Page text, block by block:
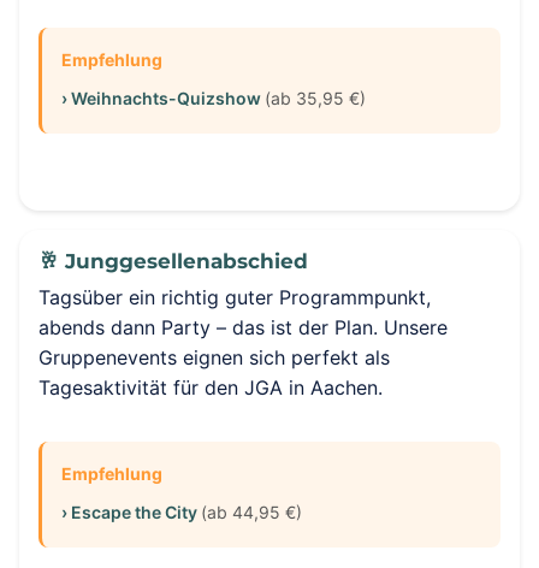
Empfehlung
› Weihnachts-Quizshow (ab 35,95 €)
🥂 Junggesellenabschied
Tagsüber ein richtig guter Programmpunkt,
abends dann Party – das ist der Plan. Unsere
Gruppenevents eignen sich perfekt als
Tagesaktivität für den JGA in Aachen.
Empfehlung
› Escape the City (ab 44,95 €)